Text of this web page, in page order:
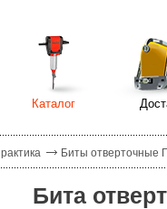
Каталог
Биты отверточные
Бита